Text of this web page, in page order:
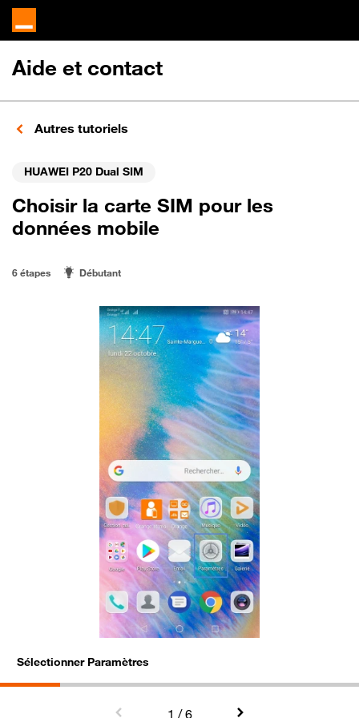
Aide et contact
Autres tutoriels
HUAWEI P20 Dual SIM
Choisir la carte SIM pour les
données mobile
6 étapes Débutant
Sélectionner Paramètres
1 / 6